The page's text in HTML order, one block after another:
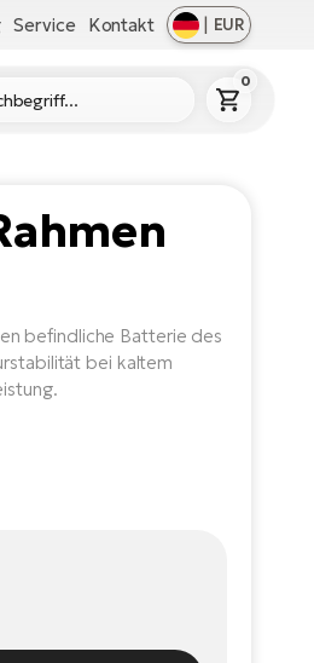
Service Kontakt | EUR
0
befindliche Batterie des
bei kaltem